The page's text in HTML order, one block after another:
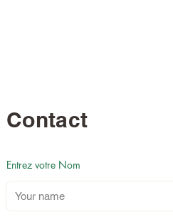
Contact
Entrez votre Nom